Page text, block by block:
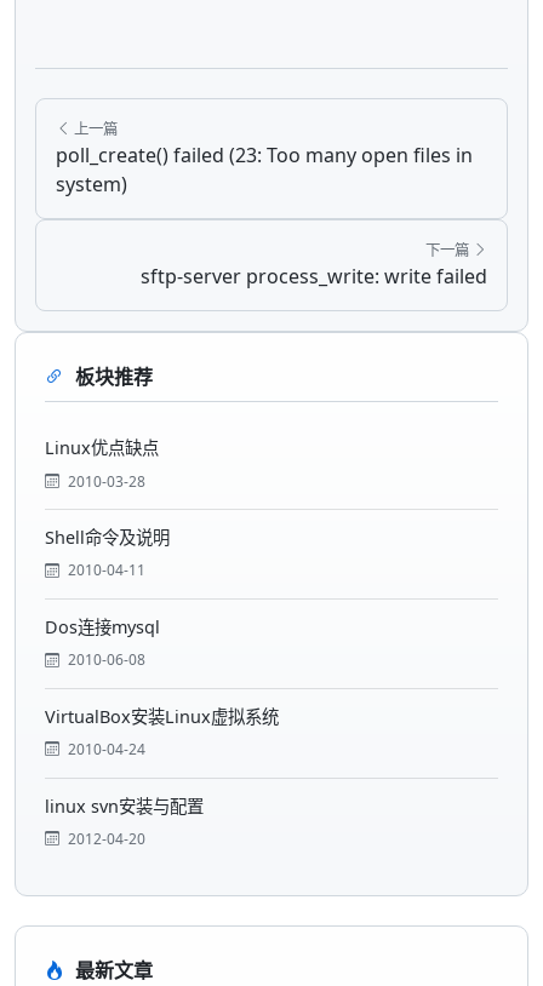
上一篇
poll_create() failed (23: Too many open files in
system)
下一篇
sftp-server process_write: write failed
板块推荐
Linux优点缺点
2010-03-28
Shell命令及说明
2010-04-11
Dos连接mysql
2010-06-08
VirtualBox安装Linux虚拟系统
2010-04-24
linux svn安装与配置
2012-04-20
最新文章